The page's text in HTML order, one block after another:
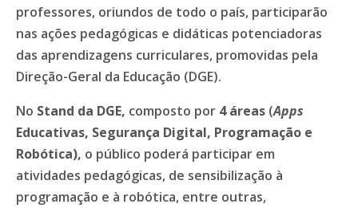
professores, oriundos de todo o país, participarão
nas ações pedagógicas e didáticas potenciadoras
das aprendizagens curriculares, promovidas pela
Direção-Geral da Educação (DGE).
No Stand da DGE, composto por 4 áreas (Apps
Educativas, Segurança Digital, Programação e
Robótica), o público poderá participar em
atividades pedagógicas, de sensibilização à
programação e à robótica, entre outras,